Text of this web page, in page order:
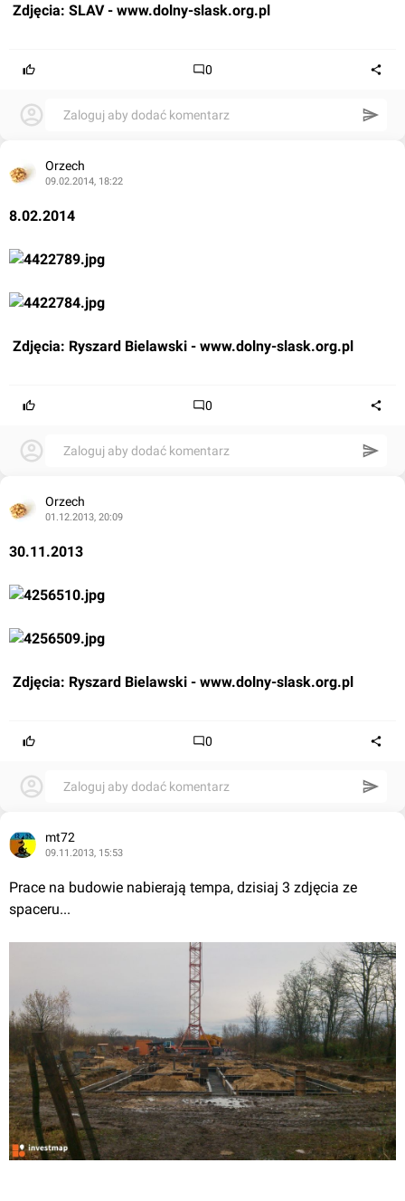
Zdjęcia: SLAV - www.dolny-slask.org.pl
0
Zaloguj aby dodać komentarz
Orzech
09.02.2014, 18:22
8.02.2014
Zdjęcia: Ryszard Bielawski - www.dolny-slask.org.pl
0
Zaloguj aby dodać komentarz
Orzech
01.12.2013, 20:09
30.11.2013
Zdjęcia: Ryszard Bielawski - www.dolny-slask.org.pl
0
Zaloguj aby dodać komentarz
mt72
09.11.2013, 15:53
Prace na budowie nabierają tempa, dzisiaj 3 zdjęcia ze
spaceru...